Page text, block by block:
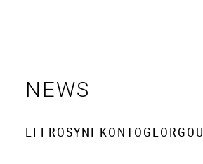
NEWS
EFFROSYNI KONTOGEORGOU